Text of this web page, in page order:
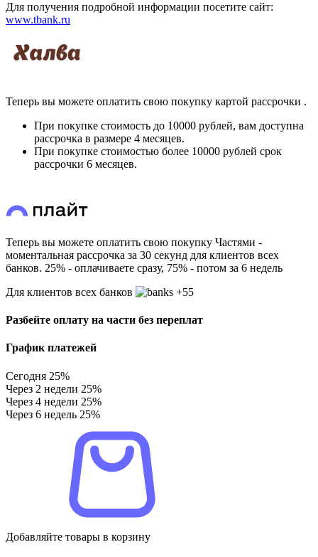
Для получения подробной информации посетите сайт:
www.tbank.ru
Теперь вы можете оплатить свою покупку картой рассрочки .
При покупке стоимость до 10000 рублей, вам доступна
рассрочка в размере 4 месяцев.
При покупке стоимостью более 10000 рублей срок
рассрочки 6 месяцев.
Теперь вы можете оплатить свою покупку Частями -
моментальная рассрочка за 30 секунд для клиентов всех
банков. 25% - оплачиваете сразу, 75% - потом за 6 недель
Для клиентов всех банков
+55
Разбейте оплату на части без переплат
График платежей
Сегодня 25%
Через 2 недели 25%
Через 4 недели 25%
Через 6 недель 25%
Добавляйте товары в корзину